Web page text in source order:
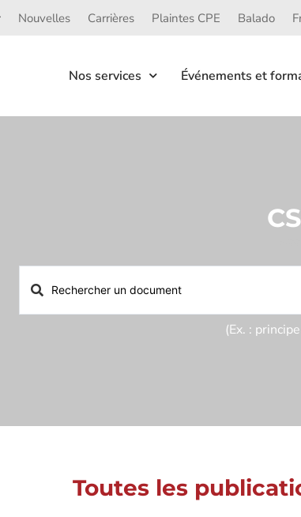
Nouvelles Carrières Plaintes CPE Balado
Nos services Événements et
(Ex. :
Toutes les